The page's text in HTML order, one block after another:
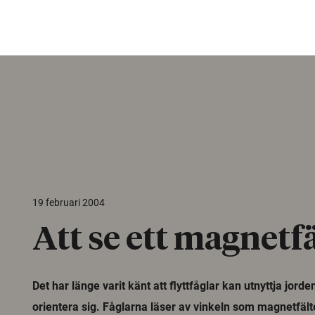
19 februari 2004
Att se ett
Det har länge varit känt att flyttfåglar kan utnyttja
orientera sig. Fåglarna läser av vinkeln som